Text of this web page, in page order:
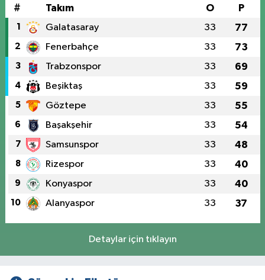
# Takım O P
1 Galatasaray 33 77
2 Fenerbahçe 33 73
3 Trabzonspor 33 69
4 Beşiktaş 33 59
5 Göztepe 33 55
6 Başakşehir 33 54
7 Samsunspor 33 48
8 Rizespor 33 40
9 Konyaspor 33 40
10 Alanyaspor 33 37
Detaylar için tıklayın